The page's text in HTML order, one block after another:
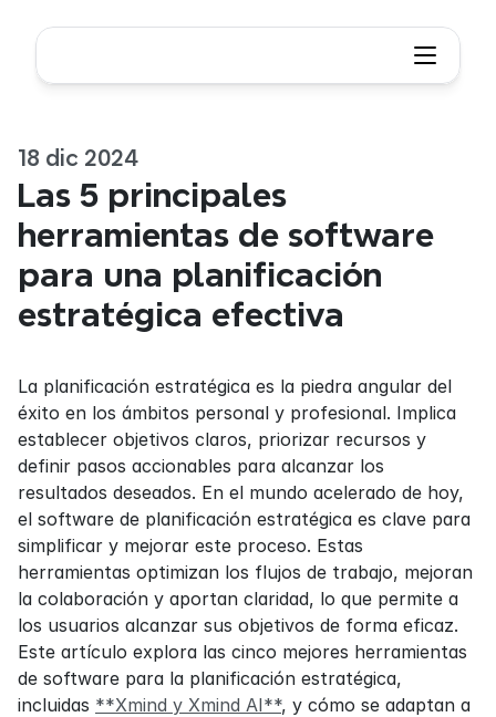
18 dic 2024
Las 5 principales
herramientas de software
para una planificación
estratégica efectiva
La planificación estratégica es la piedra angular del
éxito en los ámbitos personal y profesional. Implica
establecer objetivos claros, priorizar recursos y
definir pasos accionables para alcanzar los
resultados deseados. En el mundo acelerado de hoy,
el software de planificación estratégica es clave para
simplificar y mejorar este proceso. Estas
herramientas optimizan los flujos de trabajo, mejoran
la colaboración y aportan claridad, lo que permite a
los usuarios alcanzar sus objetivos de forma eficaz.
Este artículo explora las cinco mejores herramientas
de software para la planificación estratégica,
incluidas **Xmind y Xmind AI**, y cómo se adaptan a